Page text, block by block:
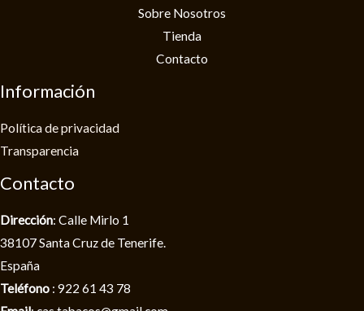
Sobre Nosotros
Tienda
Contacto
Información
Política de privacidad​
Transparencia
Contacto
Dirección: Calle Mirlo 1
38107 Santa Cruz de Tenerife.
España
Teléfono : 922 61 43 78